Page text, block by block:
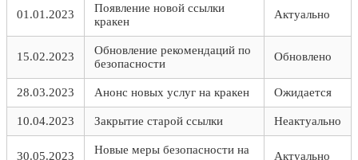
01.01.2023
Появление новой ссылки
кракен
Актуально
15.02.2023
Обновление рекомендаций по
безопасности
Обновлено
28.03.2023 Анонс новых услуг на кракен Ожидается
10.04.2023 Закрытие старой ссылки Неактуально
30.05.2023
Новые меры безопасности на
Актуально